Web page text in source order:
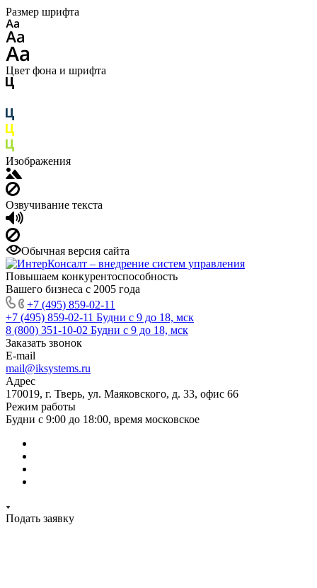
Размер шрифта
Цвет фона и шрифта
Изображения
Озвучивание текста
Обычная версия сайта
Повышаем конкурентоспособность
Вашего бизнеса с 2005 года
+7 (495) 859-02-11
+7 (495) 859-02-11 Будни с 9 до 18, мск
8 (800) 351-10-02 Будни с 9 до 18, мск
Заказать звонок
E-mail
mail@iksystems.ru
Адрес
170019, г. Тверь, ул. Маяковского, д. 33, офис 66
Режим работы
Будни с 9:00 до 18:00, время московское
Подать заявку